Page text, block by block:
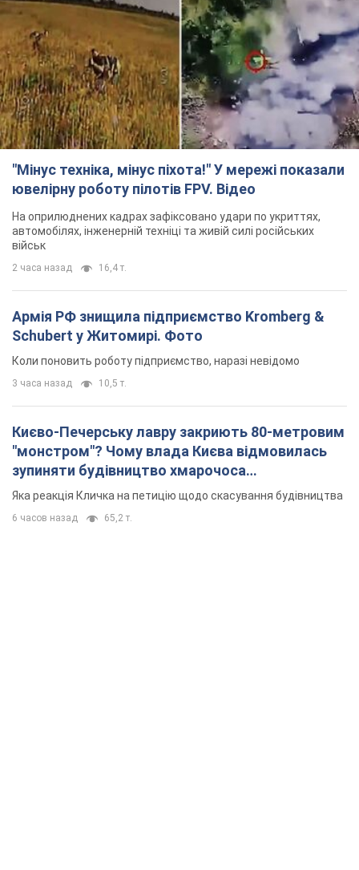
"Мінус техніка, мінус піхота!" У мережі показали
ювелірну роботу пілотів FPV. Відео
На оприлюднених кадрах зафіксовано удари по укриттях,
автомобілях, інженерній техніці та живій силі російських
військ
2 часа назад 16,4 т.
Армія РФ знищила підприємство Kromberg &
Schubert у Житомирі. Фото
Коли поновить роботу підприємство, наразі невідомо
3 часа назад 10,5 т.
Києво-Печерську лавру закриють 80-метровим
"монстром"? Чому влада Києва відмовилась
зупиняти будівництво хмарочоса
"московського вірянина"
Яка реакція Кличка на петицію щодо скасування будівництва
6 часов назад 65,2 т.